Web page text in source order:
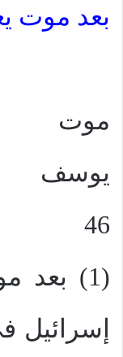
بعد موت
موت
يوسف
46
(1) بعد
إسرائيل